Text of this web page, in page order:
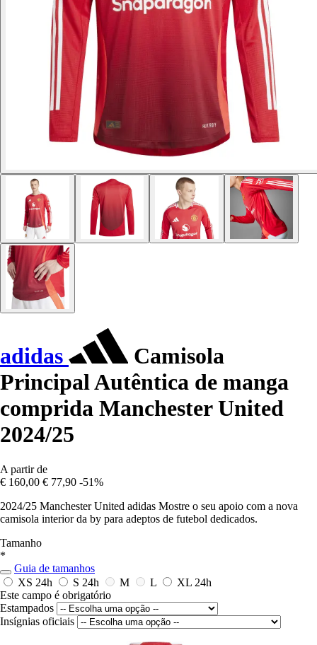
adidas
Camisola
Principal Autêntica de manga
comprida Manchester United
2024/25
A partir de
€ 160,00 € 77,90 -51%
2024/25 Manchester United adidas Mostre o seu apoio com a nova
camisola interior da by para adeptos de futebol dedicados.
Tamanho
*
Guia de tamanhos
XS 24h S 24h M L XL 24h
Este campo é obrigatório
Estampados
Insígnias oficiais